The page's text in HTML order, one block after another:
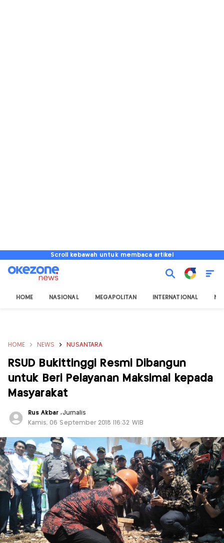
Scroll kebawah untuk membaca artikel
HOME NASIONAL MEGAPOLITAN INTERNATIONAL
HOME NEWS NUSANTARA
RSUD Bukittinggi Resmi Dibangun
untuk Beri Pelayanan Maksimal kepada
Masyarakat
Rus Akbar,Jurnalis
Kamis, 06 September 2018 |16:32 WIB